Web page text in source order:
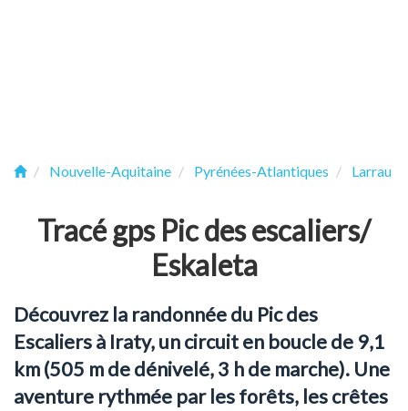
Nouvelle-Aquitaine Pyrénées-Atlantiques Larrau
Tracé gps Pic des escaliers/
Eskaleta
Découvrez la randonnée du Pic des
Escaliers à Iraty, un circuit en boucle de 9,1
km (505 m de dénivelé, 3 h de marche). Une
aventure rythmée par les forêts, les crêtes